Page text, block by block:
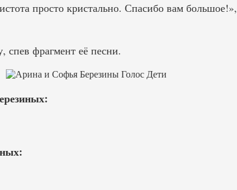
просто кристально. Спасибо вам
спев фрагмент её песни.